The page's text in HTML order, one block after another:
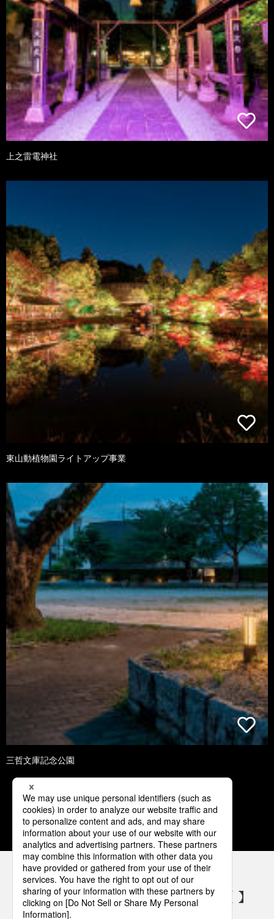
上之雷電神社
東山動植物園ライトアップ事業
三哲文庫記念公園
1 2 3 4 5
パナソニックの電気設備 SNSアカウント